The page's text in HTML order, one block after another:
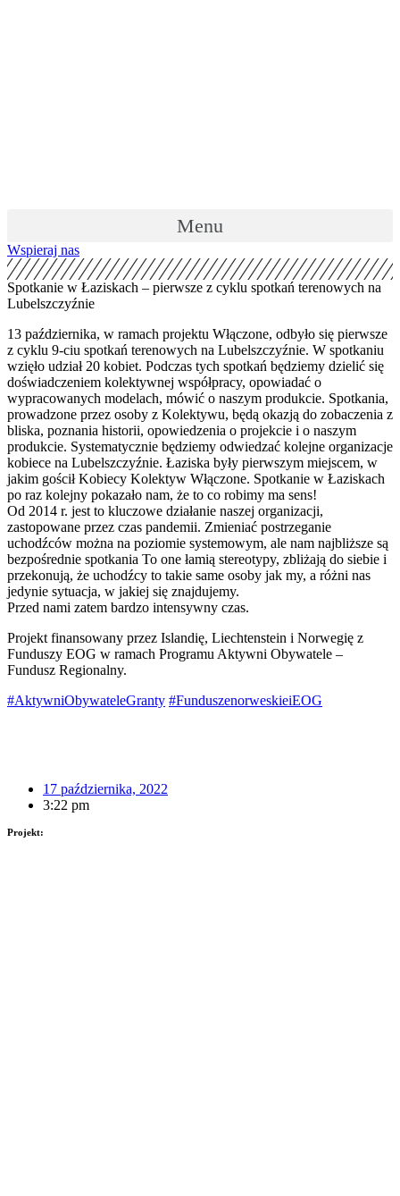
Menu
Wspieraj nas
Spotkanie w Łaziskach – pierwsze z cyklu spotkań terenowych na
Lubelszczyźnie
13 października, w ramach projektu Włączone, odbyło się pierwsze
z cyklu 9-ciu spotkań terenowych na Lubelszczyźnie. W spotkaniu
wzięło udział 20 kobiet. Podczas tych spotkań będziemy dzielić się
doświadczeniem kolektywnej współpracy, opowiadać o
wypracowanych modelach, mówić o naszym produkcie. Spotkania,
prowadzone przez osoby z Kolektywu, będą okazją do zobaczenia z
bliska, poznania historii, opowiedzenia o projekcie i o naszym
produkcie. Systematycznie będziemy odwiedzać kolejne organizacje
kobiece na Lubelszczyźnie. Łaziska były pierwszym miejscem, w
jakim gościł Kobiecy Kolektyw Włączone. Spotkanie w Łaziskach
po raz kolejny pokazało nam, że to co robimy ma sens!
Od 2014 r. jest to kluczowe działanie naszej organizacji,
zastopowane przez czas pandemii. Zmieniać postrzeganie
uchodźców można na poziomie systemowym, ale nam najbliższe są
bezpośrednie spotkania To one łamią stereotypy, zbliżają do siebie i
przekonują, że uchodźcy to takie same osoby jak my, a różni nas
jedynie sytuacja, w jakiej się znajdujemy.
Przed nami zatem bardzo intensywny czas.
Projekt finansowany przez Islandię, Liechtenstein i Norwegię z
Funduszy EOG w ramach Programu Aktywni Obywatele –
Fundusz Regionalny.
#AktywniObywateleGranty #FunduszenorweskieiEOG
17 października, 2022
3:22 pm
Projekt: